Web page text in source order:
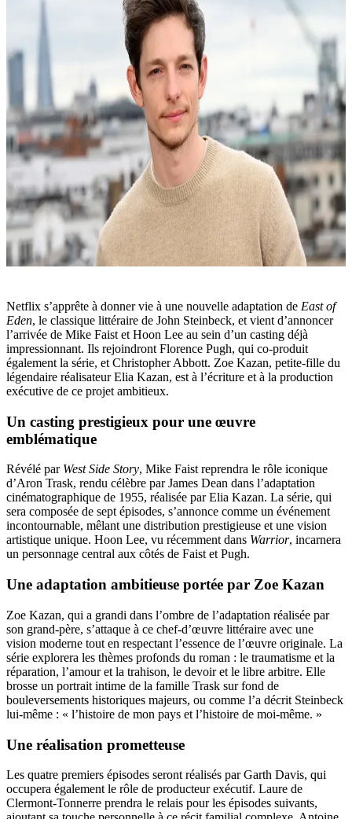
Netflix s’apprête à donner vie à une nouvelle adaptation de East of
Eden, le classique littéraire de John Steinbeck, et vient d’annoncer
l’arrivée de Mike Faist et Hoon Lee au sein d’un casting déjà
impressionnant. Ils rejoindront Florence Pugh, qui co-produit
également la série, et Christopher Abbott. Zoe Kazan, petite-fille du
légendaire réalisateur Elia Kazan, est à l’écriture et à la production
exécutive de ce projet ambitieux.
Un casting prestigieux pour une œuvre
emblématique
Révélé par West Side Story, Mike Faist reprendra le rôle iconique
d’Aron Trask, rendu célèbre par James Dean dans l’adaptation
cinématographique de 1955, réalisée par Elia Kazan. La série, qui
sera composée de sept épisodes, s’annonce comme un événement
incontournable, mêlant une distribution prestigieuse et une vision
artistique unique. Hoon Lee, vu récemment dans Warrior, incarnera
un personnage central aux côtés de Faist et Pugh.
Une adaptation ambitieuse portée par Zoe Kazan
Zoe Kazan, qui a grandi dans l’ombre de l’adaptation réalisée par
son grand-père, s’attaque à ce chef-d’œuvre littéraire avec une
vision moderne tout en respectant l’essence de l’œuvre originale. La
série explorera les thèmes profonds du roman : le traumatisme et la
réparation, l’amour et la trahison, le devoir et le libre arbitre. Elle
brosse un portrait intime de la famille Trask sur fond de
bouleversements historiques majeurs, ou comme l’a décrit Steinbeck
lui-même : « l’histoire de mon pays et l’histoire de moi-même. »
Une réalisation prometteuse
Les quatre premiers épisodes seront réalisés par Garth Davis, qui
occupera également le rôle de producteur exécutif. Laure de
Clermont-Tonnerre prendra le relais pour les épisodes suivants,